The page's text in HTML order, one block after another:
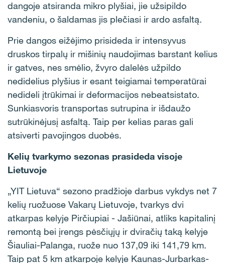
dangoje atsiranda mikro plyšiai, jie užsipildo
vandeniu, o šaldamas jis plečiasi ir ardo asfaltą.
Prie dangos eižėjimo prisideda ir intensyvus
druskos tirpalų ir mišinių naudojimas barstant kelius
ir gatves, nes smėlio, žvyro dalelės užpildo
nedidelius plyšius ir esant teigiamai temperatūrai
nedideli įtrūkimai ir deformacijos nebeatsistato.
Sunkiasvoris transportas sutrupina ir išdaužo
sutrūkinėjusį asfaltą. Taip per kelias paras gali
atsiverti pavojingos duobės.
Kelių tvarkymo sezonas prasideda visoje
Lietuvoje
„YIT Lietuva“ sezono pradžioje darbus vykdys net 7
kelių ruožuose Vakarų Lietuvoje, tvarkys dvi
atkarpas kelyje Pirčiupiai - Jašiūnai, atliks kapitalinį
remontą bei įrengs pėsčiųjų ir dviračių taką kelyje
Šiauliai-Palanga, ruože nuo 137,09 iki 141,79 km.
Taip pat 5 km atkarpoje kelyje Kaunas-Jurbarkas-